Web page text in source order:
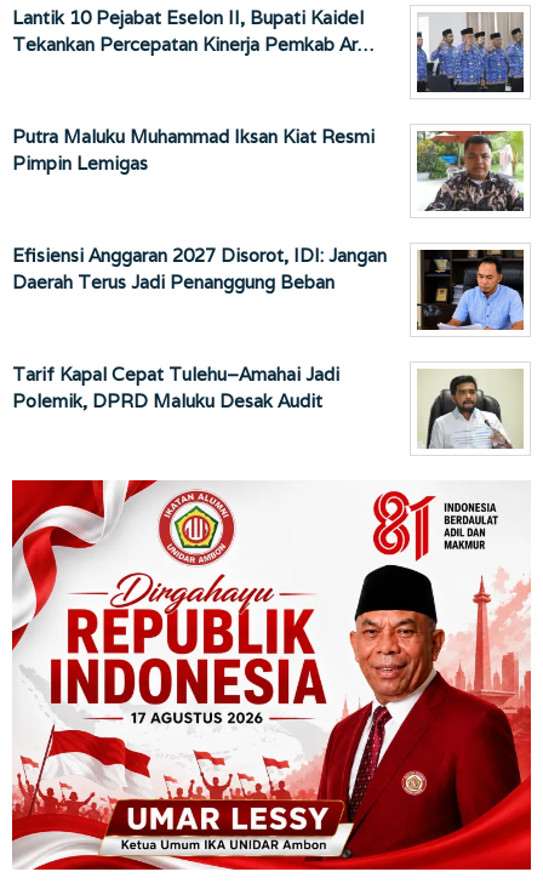
Lantik 10 Pejabat Eselon II, Bupati Kaidel
Tekankan Percepatan Kinerja Pemkab Ar…
Putra Maluku Muhammad Iksan Kiat Resmi
Pimpin Lemigas
Efisiensi Anggaran 2027 Disorot, IDI: Jangan
Daerah Terus Jadi Penanggung Beban
Tarif Kapal Cepat Tulehu–Amahai Jadi
Polemik, DPRD Maluku Desak Audit